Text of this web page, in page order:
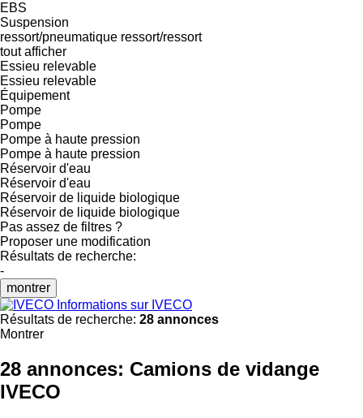
EBS
Suspension
ressort/pneumatique ressort/ressort
tout afficher
Essieu relevable
Essieu relevable
Équipement
Pompe
Pompe
Pompe à haute pression
Pompe à haute pression
Réservoir d'eau
Réservoir d'eau
Réservoir de liquide biologique
Réservoir de liquide biologique
Pas assez de filtres ?
Proposer une modification
Résultats de recherche:
-
montrer
Informations sur IVECO
Résultats de recherche: 28 annonces
Montrer
28 annonces: Camions de vidange
IVECO